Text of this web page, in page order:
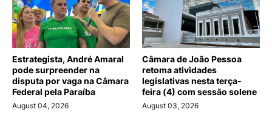
Estrategista, André Amaral
pode surpreender na
disputa por vaga na Câmara
Federal pela Paraíba
August 04, 2026
Câmara de João Pessoa
retoma atividades
legislativas nesta terça-
feira (4) com sessão solene
August 03, 2026